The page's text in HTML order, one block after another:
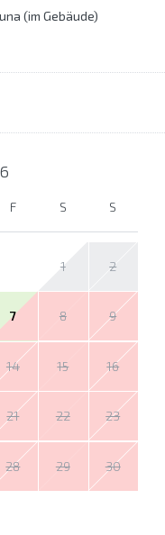
(im Gebäude)
F S S
1 2
7 8 9
14 15 16
21 22 23
28 29 30